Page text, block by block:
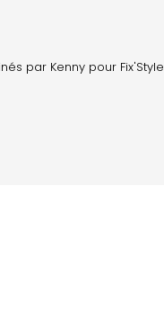
par Kenny pour Fix'Style